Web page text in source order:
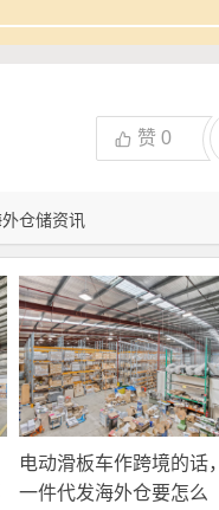
仓储资讯
赞 0
电动滑板车作跨境的话，
一件代发海外仓要怎么